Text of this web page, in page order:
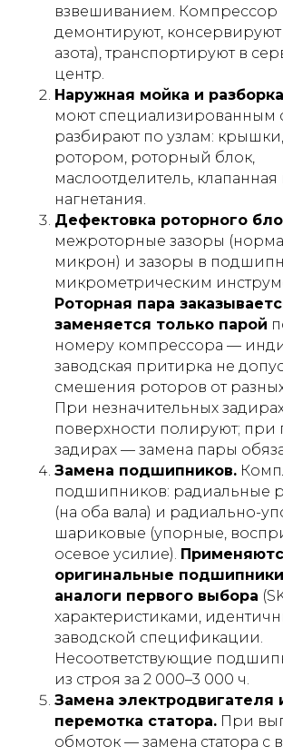
взвешиванием. Компрессор
демонтируют,
азота), транспортируют в
центр.
Наружная мойка и
моют специализированным
разбирают по узлам: крышки,
ротором, роторный блок,
маслоотделитель, клапанная
нагнетания.
Дефектовка роторного
межроторные зазоры
микрон) и зазоры в
микрометрическим
Роторная пара
заменяется только парой
номеру компрессора —
заводская притирка не
смешения роторов от разных
При незначительных
поверхности полируют; при
задирах — замена пары
Замена подшипников.
подшипников: радиальные
(на оба вала) и радиально-
шариковые (упорные,
осевое усилие).
оригинальные
аналоги первого выбора
характеристиками,
заводской спецификации.
Несоответствующие
из строя за 2 000–3 000 ч.
Замена электродвигателя
перемотка статора. При
обмоток — замена статора с